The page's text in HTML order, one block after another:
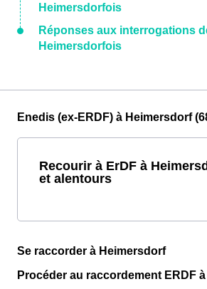
Heimersdorfois
Réponses aux interrogations
Heimersdorfois
Enedis (ex-ERDF) à Heimersdorf
Recourir à ErDF à
et alentours
Se raccorder à Heimersdorf
Procéder au raccordement ERDF